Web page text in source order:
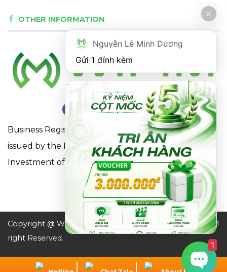
OTHER INFORMATION
Business Registration Certificate No. 0316863281
issued by the Department of Planning and
Investment of Ho Chi Minh City on May 18, 2021
Copyright @ WIFIM JSC. All
right Reserved.
Design by WIFIM
Nguyễn Lê Minh Dương
Gửi 1 đính kèm
1